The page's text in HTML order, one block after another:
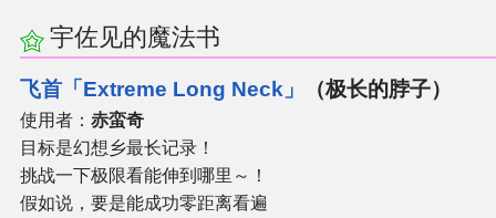
宇佐见的魔法书
飞首「Extreme Long Neck」 （极长的脖子）
使用者： 赤蛮奇
目标是幻想乡最长记录！
挑战一下极限看能伸到哪里～！
假如说，要是能成功零距离看遍